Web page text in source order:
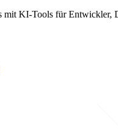
mit KI-Tools für Entwickler,